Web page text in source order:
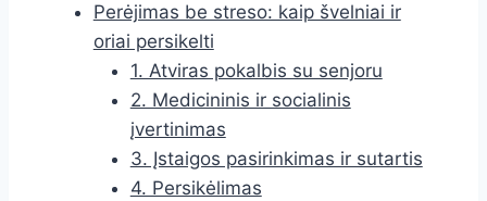
Perėjimas be streso: kaip švelniai ir
oriai persikelti
1. Atviras pokalbis su senjoru
2. Medicininis ir socialinis
įvertinimas
3. Įstaigos pasirinkimas ir sutartis
4. Persikėlimas